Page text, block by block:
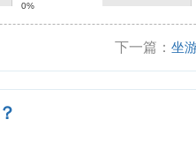
0%
下一篇：坐
攻略？